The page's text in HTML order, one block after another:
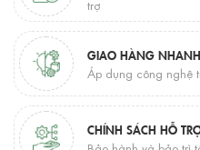
trợ
GIAO HÀNG
Áp dụng công nghệ
CHÍNH SÁCH HỖ